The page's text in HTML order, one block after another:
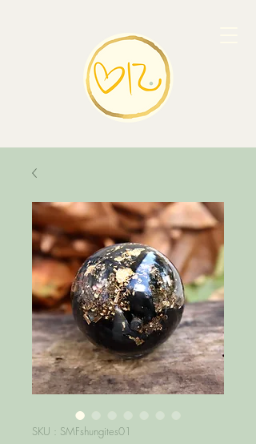
SKU : SMFshungites01